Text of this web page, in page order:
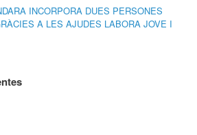
INCORPORA DUES PERSONES
A LES AJUDES LABORA JOVE I